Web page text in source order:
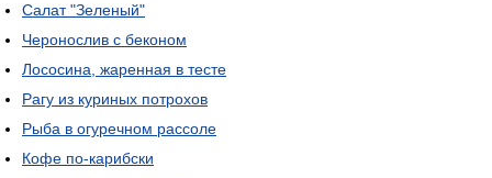
Салат "Зеленый"
Черонослив с беконом
Лососина, жаренная в тесте
Рагу из куриных потрохов
Рыба в огуречном рассоле
Кофе по-карибски